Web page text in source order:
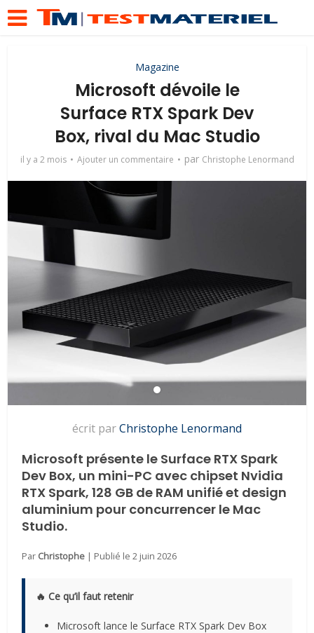
Magazine
Microsoft dévoile le
Surface RTX Spark Dev
Box, rival du Mac Studio
il y a 2 mois Ajouter un commentaire par Christophe Lenormand
écrit parChristophe Lenormand
Microsoft présente le Surface RTX Spark
Dev Box, un mini-PC avec chipset Nvidia
RTX Spark, 128 GB de RAM unifié et design
aluminium pour concurrencer le Mac
Studio.
Par Christophe | Publié le2 juin 2026
🔥 Ce qu’il faut retenir
Microsoft lance le Surface RTX Spark Dev Box